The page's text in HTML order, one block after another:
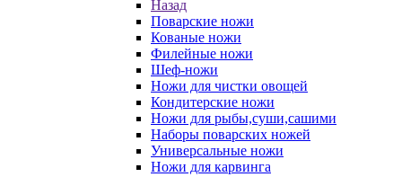
Назад
Поварские ножи
Кованые ножи
Филейные ножи
Шеф-ножи
Ножи для чистки овощей
Кондитерские ножи
Ножи для рыбы,суши,сашими
Наборы поварcких ножей
Универсальные ножи
Ножи для карвинга